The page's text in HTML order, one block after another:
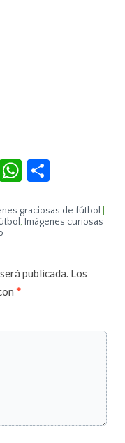
TumblrWhatsApp
graciosas de fútbol
, Imágenes curiosas
publicada. Los
*